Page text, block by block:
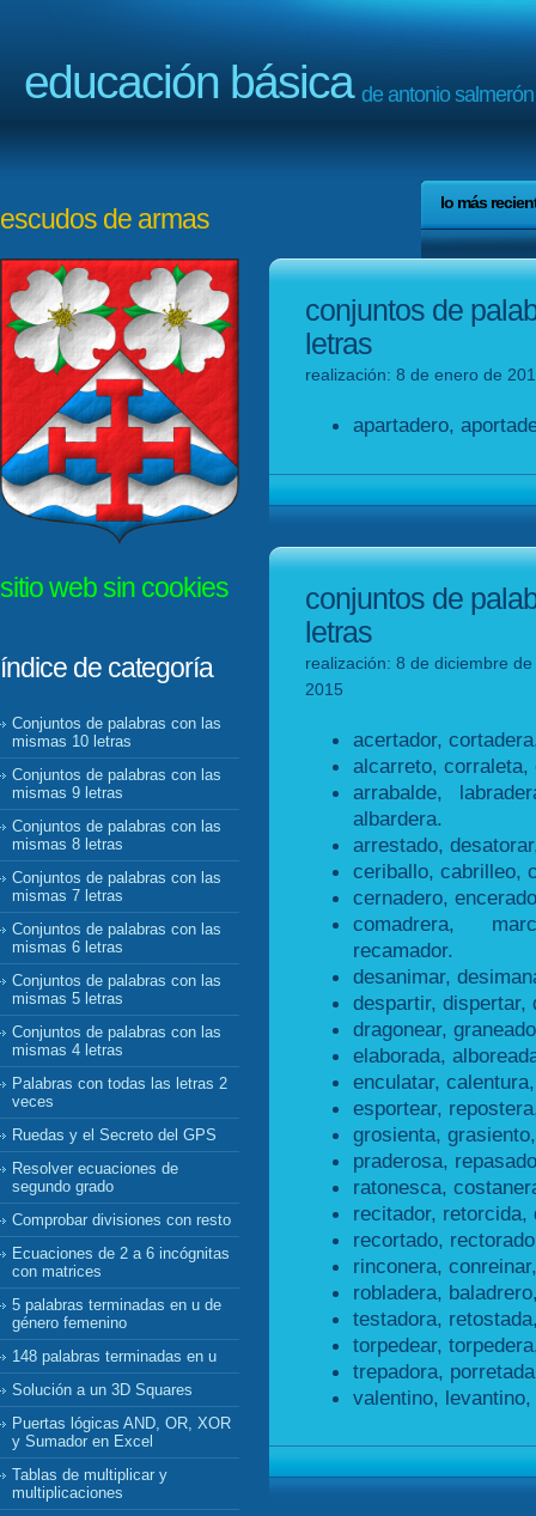
educación básica de antonio salmerón
lo más
escudos de armas
sitio web sin cookies
índice de categoría
Conjuntos de palabras con las
mismas 10 letras
Conjuntos de palabras con las
mismas 9 letras
Conjuntos de palabras con las
mismas 8 letras
Conjuntos de palabras con las
mismas 7 letras
Conjuntos de palabras con las
mismas 6 letras
Conjuntos de palabras con las
mismas 5 letras
Conjuntos de palabras con las
mismas 4 letras
Palabras con todas las letras 2
veces
Ruedas y el Secreto del GPS
Resolver ecuaciones de
segundo grado
Comprobar divisiones con resto
Ecuaciones de 2 a 6 incógnitas
con matrices
5 palabras terminadas en u de
género femenino
148 palabras terminadas en u
Solución a un 3D Squares
Puertas lógicas AND, OR, XOR
y Sumador en Excel
Tablas de multiplicar y
multiplicaciones
conjuntos de
letras
realización: 8 de enero de
apartadero,
conjuntos de
letras
realización: 8 de diciembre
2015
acertador,
alcarreto,
arrabalde,
albardera.
arrestado,
ceriballo, cabrilleo,
cernadero,
comadrera,
recamador.
desanimar,
despartir, dispertar,
dragonear,
elaborada,
enculatar,
esportear,
grosienta,
praderosa,
ratonesca,
recitador,
recortado,
rinconera,
robladera,
testadora,
torpedear,
trepadora,
valentino,